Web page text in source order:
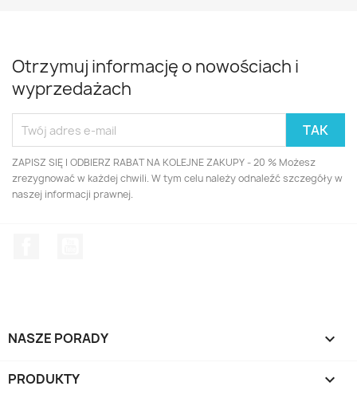
Otrzymuj informację o nowościach i
wyprzedażach
ZAPISZ SIĘ I ODBIERZ RABAT NA KOLEJNE ZAKUPY - 20 % Możesz
zrezygnować w każdej chwili. W tym celu należy odnaleźć szczegóły w
naszej informacji prawnej.
NASZE PORADY 
PRODUKTY 